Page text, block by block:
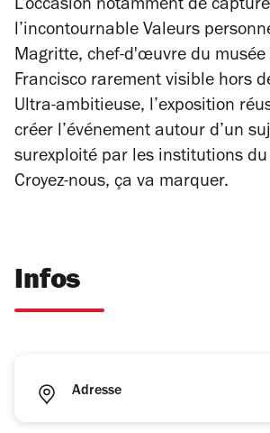
L’occasion notamment de
l’incontournable Valeurs
Magritte, chef-d'œuvre du musée
Francisco rarement visible hors
Ultra-ambitieuse, l’exposition
créer l’événement autour d’un
surexploité par les institutions
Croyez-nous, ça va marquer.
Infos
Adresse